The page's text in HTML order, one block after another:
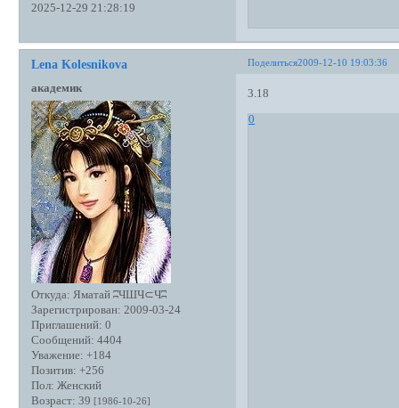
2025-12-29 21:28:19
Поделиться2009-12-10 19:03:36
Lena Kolesnikova
академик
Откуда: Яматай ʭЧШЧ⊂Чʭ
Зарегистрирован: 2009-03-24
Приглашений: 0
Сообщений: 4404
Уважение: +184
Позитив: +256
Пол: Женский
Возраст: 39 [1986-10-26]
3.18
0